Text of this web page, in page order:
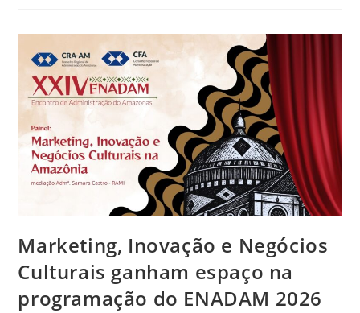
Marketing, Inovação e Negócios
Culturais ganham espaço na
programação do ENADAM 2026